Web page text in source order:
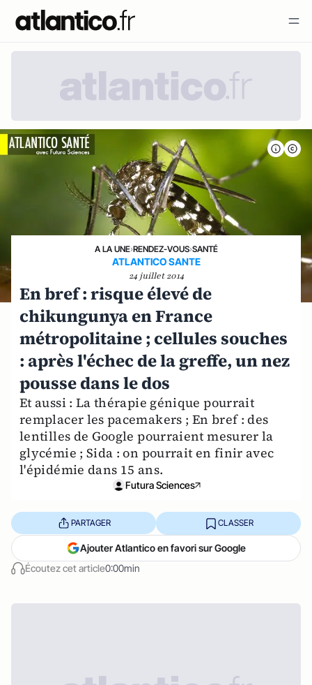
A LA UNE›RENDEZ-VOUS›SANTÉ
ATLANTICO SANTE
24 juillet 2014
En bref : risque élevé de
chikungunya en France
métropolitaine ; cellules souches
: après l'échec de la greffe, un nez
pousse dans le dos
Et aussi : La thérapie génique pourrait
remplacer les pacemakers ; En bref : des
lentilles de Google pourraient mesurer la
glycémie ; Sida : on pourrait en finir avec
l'épidémie dans 15 ans.
Futura Sciences
Écoutez cet article0:00min
PARTAGER CLASSER
Ajouter Atlantico en favori sur Google